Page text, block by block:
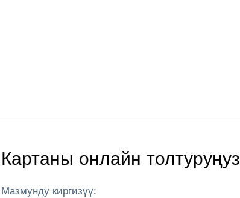
Картаны онлайн толтуруңуз
Мазмунду киргизүү: